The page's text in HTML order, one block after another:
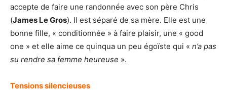
accepte de faire une randonnée avec son père Chris
(James Le Gros). Il est séparé de sa mère. Elle est une
bonne fille, « conditionnée » à faire plaisir, une « good
one » et elle aime ce quinqua un peu égoïste qui « n’a pas
su rendre sa femme heureuse ».
Tensions silencieuses